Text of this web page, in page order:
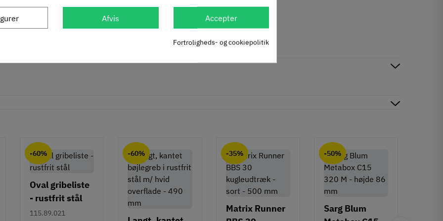
i beskrivelse)
-60%
Oval gribeliste
- rustfrit stål
115.89.021
-60% -35%
Matrix Runner
-50%
Sarg Blum
Afvis Accepter
Fortroligheds- og cookiepolitik